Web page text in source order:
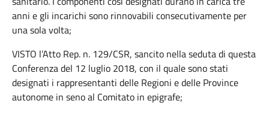
anni e gli incarichi sono rinnovabili consecutivamente per
una sola volta;
VISTO l’Atto Rep. n. 129/CSR, sancito nella seduta di questa
Conferenza del 12 luglio 2018, con il quale sono stati
designati i rappresentanti delle Regioni e delle Province
autonome in seno al Comitato in epigrafe;